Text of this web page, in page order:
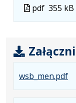
Plik
w
pdf 355 kB
wsb_men.pdf...